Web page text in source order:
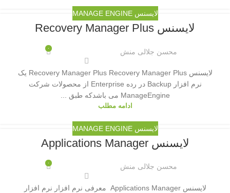
لایسنس MANAGE ENGINE
لایسنس Recovery Manager Plus
محسن جلالی منش ۰
لایسنس Recovery Manager Plus Recovery Manager Plus یک
نرم افزار Backup در رده Enterprise از محصولات شرکت
ManageEngine می باشدکه طبق ...
ادامه مطلب
لایسنس MANAGE ENGINE
لایسنس Applications Manager
محسن جلالی منش ۰
لایسنس Applications Manager معرفی نرم افزار نرم افزار